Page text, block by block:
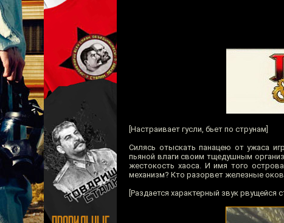
[Настраивает гусли, бьет по струнам]
Силясь отыскать панацею от ужаса
пьяной влаги своим тщедушным
жестокость хаоса. И имя того
механизм? Кто разорвет железные
[Раздается характерный звук рвущейся